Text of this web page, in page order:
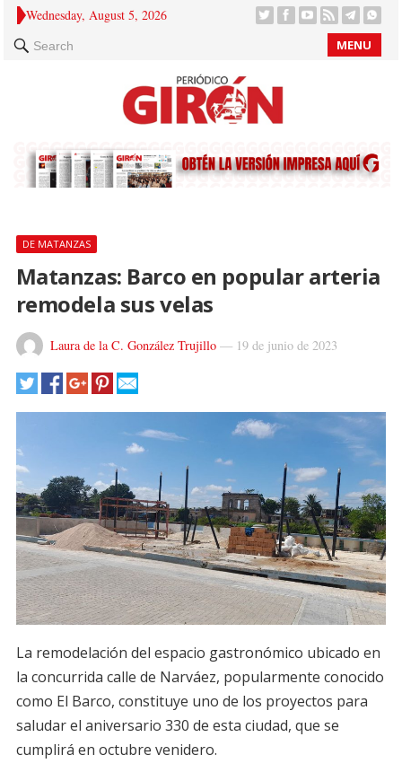
Wednesday, August 5, 2026
Search MENU
DE MATANZAS
Matanzas: Barco en popular arteria
remodela sus velas
Laura de la C. González Trujillo— 19 de junio de 2023
La remodelación del espacio gastronómico ubicado en
la concurrida calle de Narváez, popularmente conocido
como El Barco, constituye uno de los proyectos para
saludar el aniversario 330 de esta ciudad, que se
cumplirá en octubre venidero.